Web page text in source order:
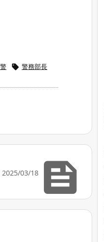
 警務部長

03/18